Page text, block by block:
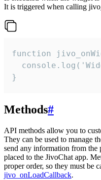
It is triggered when calling
function
}
Methods#
API methods allow you to
They can be used to manage
send any information from
placed to the JivoChat app.
proper order, so they must be
jivo_onLoadCallback.